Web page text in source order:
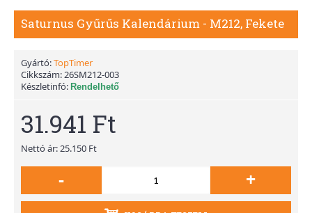
Saturnus Gyűrűs Kalendárium - M212, Fekete
Gyártó:TopTimer
Cikkszám:26SM212-003
Készletinfó: Rendelhető
31.941 Ft
Nettó ár: 25.150 Ft
- +